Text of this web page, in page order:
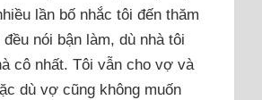
lần bố nhắc tôi đến thăm
nói bận làm, dù nhà tôi
cô nhất. Tôi vẫn cho vợ và
dù vợ cũng không muốn